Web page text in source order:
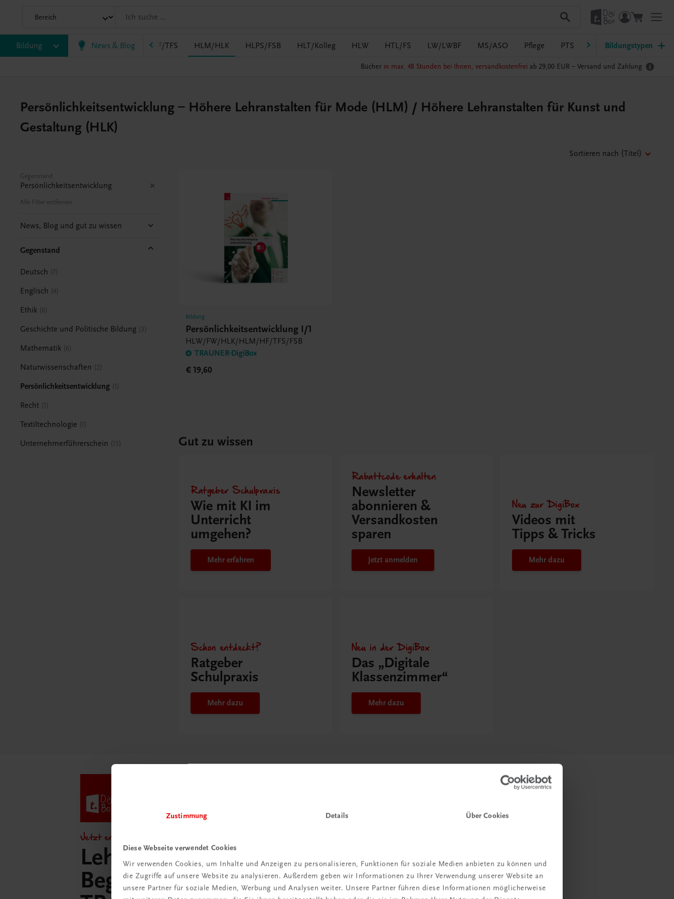
Zustimmung Details Über Cookies
Diese Webseite verwendet Cookies
Wir verwenden Cookies, um Inhalte und Anzeigen zu personalisieren, Funktionen für soziale Medien anbieten zu können und
die Zugriffe auf unsere Website zu analysieren. Außerdem geben wir Informationen zu Ihrer Verwendung unserer Website an
unsere Partner für soziale Medien, Werbung und Analysen weiter. Unsere Partner führen diese Informationen möglicherweise
Bildung News & Blog
EWF/ZWF HAK HAS HF/TFS HLM/HLK HLPS/FSB HLT/Kolleg HLW HTL/FS LW/LWBF MS/ASO Pflege PTS Südtirol Ratgeber
Bildungstypen
Bücher in max. 48 Stunden bei Ihnen, versandkostenfrei ab 29,00 EUR – Versand und Zahlung
Persönlichkeitsentwicklung – Höhere Lehranstalten für Mode (HLM) / Höhere Lehranstalten für Kunst und
Gestaltung (HLK)
Sortieren nach (Titel)
Gegenstand
Persönlichkeitsentwicklung
Alle Filter entfernen
News, Blog und gut zu wissen
Gegenstand
Deutsch 7
Englisch 4
Ethik 6
Geschichte und Politische Bildung 3
Mathematik 6
Naturwissenschaften 2
Persönlichkeitsentwicklung 1
Recht 1
Textiltechnologie 1
Unternehmerführerschein 15
Bildung
Persönlichkeitsentwicklung I/1
HLW/FW/HLK/HLM/HF/TFS/FSB
TRAUNER-DigiBox
€ 19,60
Gut zu wissen
Ratgeber Schulpraxis
Wie mit KI im
Unterricht
umgehen?
Mehr erfahren
Rabattcode erhalten
Newsletter
abonnieren &
Versandkosten
sparen
Jetzt anmelden
Neu zur DigiBox
Videos mit
Tipps & Tricks
Mehr dazu
Schon entdeckt?
Ratgeber
Schulpraxis
Mehr dazu
Neu in der DigiBox
Das „Digitale
Klassenzimmer“
Mehr dazu
Jetzt entdecken!
Lehrer/innen-
Begleitpakete in der